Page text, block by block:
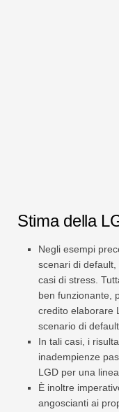
Stima della
Negli esempi
scenari di
casi di stress.
ben funzionante,
credito elaborare
scenario di default.
In tali casi, i
inadempienze
LGD per una
È inoltre
angoscianti ai